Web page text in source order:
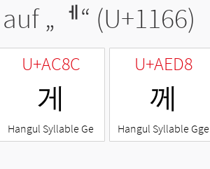
„ ᅦ“ (U+1166)
U+AC8C
게
Hangul Syllable Ge
U+AED8
께
Hangul Syllable Gge